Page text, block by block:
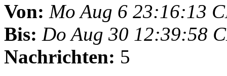
Von: Mo Aug 6 23:16:13
Bis: Do Aug 30 12:39:58
Nachrichten: 5